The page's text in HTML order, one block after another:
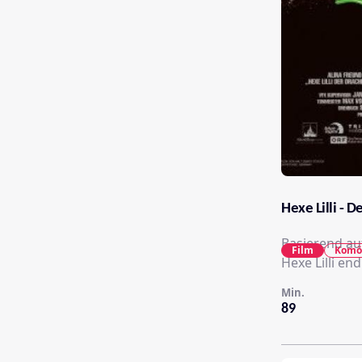
Hexe Lilli -
Basierend
Hexe Lilli
89
Min.
Film